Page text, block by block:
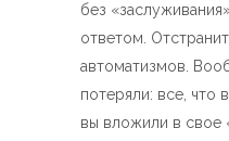
без
ответом.
автоматизмов.
потеряли: все, что
вы вложили в свое